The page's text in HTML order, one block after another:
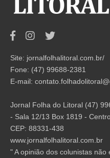
Site: jornalfolhalitoral.com.br/
Fone: (47) 99688-2381
E-mail:
Jornal Folha do Litoral (47)
- Sala 12/13 Box 1819 -
CEP: 88331-438
www.jornalfolhalitoral.com.br
" A opinião dos colunistas